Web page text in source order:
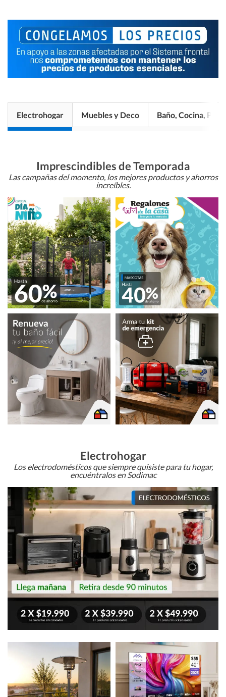
Electrohogar Muebles y Deco Baño, Cocina, Pisos
Imprescindibles de Temporada
Las campañas del momento, los mejores productos y ahorros
increíbles.
Electrohogar
Los electrodomésticos que siempre quisiste para tu hogar,
encuéntralos en Sodimac